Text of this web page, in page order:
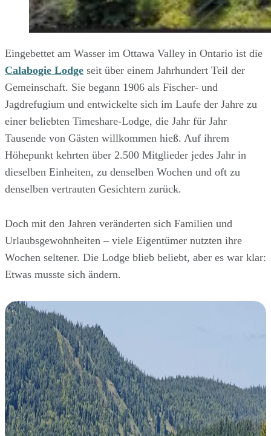
Eingebettet am Wasser im Ottawa Valley in Ontario ist die
Calabogie Lodge seit über einem Jahrhundert Teil der
Gemeinschaft. Sie begann 1906 als Fischer- und
Jagdrefugium und entwickelte sich im Laufe der Jahre zu
einer beliebten Timeshare-Lodge, die Jahr für Jahr
Tausende von Gästen willkommen hieß. Auf ihrem
Höhepunkt kehrten über 2.500 Mitglieder jedes Jahr in
dieselben Einheiten, zu denselben Wochen und oft zu
denselben vertrauten Gesichtern zurück.
Doch mit den Jahren veränderten sich Familien und
Urlaubsgewohnheiten – viele Eigentümer nutzten ihre
Wochen seltener. Die Lodge blieb beliebt, aber es war klar:
Etwas musste sich ändern.